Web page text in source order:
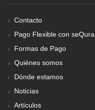
Contacto
Pago Flexible con seQura
Formas de Pago
Quiénes somos
Dónde estamos
Noticias
Artículos